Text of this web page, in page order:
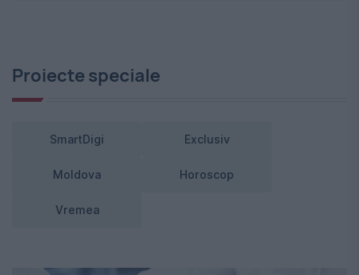
Proiecte speciale
SmartDigi Exclusiv
Moldova Horoscop
Vremea